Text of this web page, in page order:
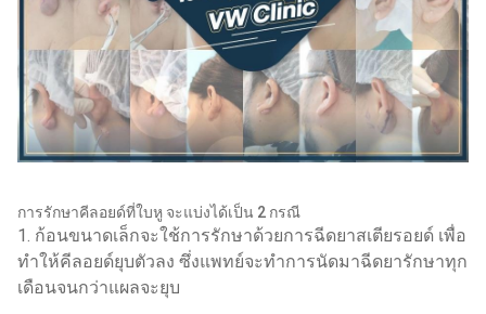
การรักษาคีลอยด์ที่ใบหู จะแบ่งได้เป็น 2 กรณี
1. ก้อนขนาดเล็กจะใช้การรักษาด้วยการฉีดยาสเตียรอยด์ เพื่อ
ทำให้คีลอยด์ยุบตัวลง ซึ่งแพทย์จะทำการนัดมาฉีดยารักษาทุก
เดือนจนกว่าแผลจะยุบ